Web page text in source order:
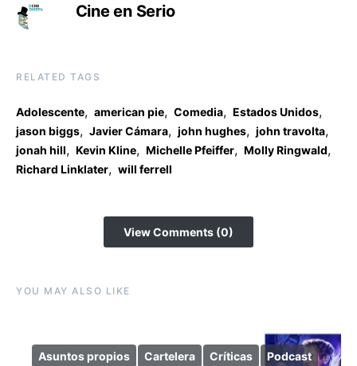
Cine en Serio
RELATED TAGS
Adolescente, american pie, Comedia, Estados Unidos,
jason biggs, Javier Cámara, john hughes, john travolta,
jonah hill, Kevin Kline, Michelle Pfeiffer, Molly Ringwald,
Richard Linklater, will ferrell
View Comments (0)
YOU MAY ALSO LIKE
Asuntos propios Cartelera Críticas Podcast